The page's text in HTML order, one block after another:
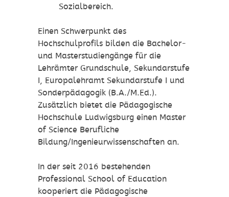
Sozialbereich.
Einen Schwerpunkt des
Hochschulprofils bilden die Bachelor-
und Masterstudiengänge für die
Lehrämter Grundschule, Sekundarstufe
I, Europalehramt Sekundarstufe I und
Sonderpädagogik (B.A./M.Ed.).
Zusätzlich bietet die Pädagogische
Hochschule Ludwigsburg einen Master
of Science Berufliche
Bildung/Ingenieurwissenschaften an.
In der seit 2016 bestehenden
Professional School of Education
kooperiert die Pädagogische